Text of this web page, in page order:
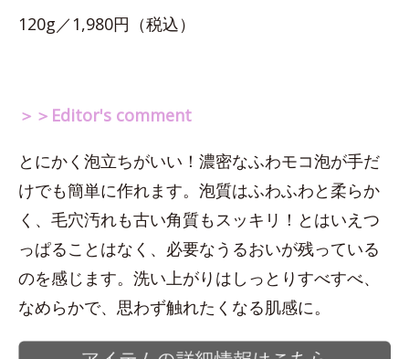
120g／1,980円（税込）
＞＞Editor's comment
とにかく泡立ちがいい！濃密なふわモコ泡が手だ
けでも簡単に作れます。泡質はふわふわと柔らか
く、毛穴汚れも古い角質もスッキリ！とはいえつ
っぱることはなく、必要なうるおいが残っている
のを感じます。洗い上がりはしっとりすべすべ、
なめらかで、思わず触れたくなる肌感に。